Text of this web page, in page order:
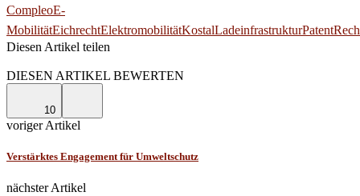
CompleoE-
MobilitätEichrechtElektromobilitätKostalLadeinfrastrukturPatent
Diesen Artikel teilen
DIESEN ARTIKEL BEWERTEN
10
voriger Artikel
Verstärktes Engagement für Umweltschutz
nächster Artikel